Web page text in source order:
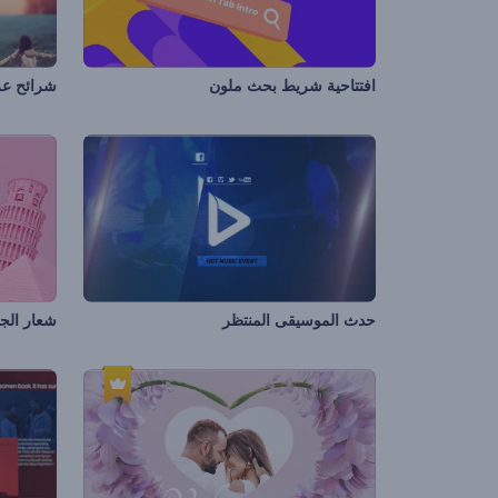
افتتاحية شريط بحث ملون شرائح
حدث الموسيقى المنتظر شعار